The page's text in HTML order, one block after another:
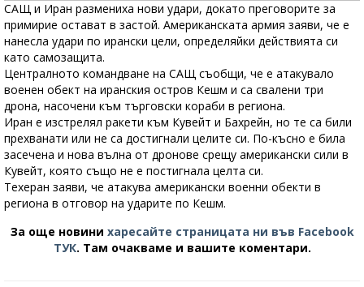
САЩ и Иран размениха нови удари, докато преговорите за
примирие остават в застой. Американската армия заяви, че е
нанесла удари по ирански цели, определяйки действията си
като самозащита.
Централното командване на САЩ съобщи, че е атакувало
военен обект на иранския остров Кешм и са свалени три
дрона, насочени към търговски кораби в региона.
Иран е изстрелял ракети към Кувейт и Бахрейн, но те са били
прехванати или не са достигнали целите си. По-късно е била
засечена и нова вълна от дронове срещу американски сили в
Кувейт, която също не е постигнала целта си.
Техеран заяви, че атакува американски военни обекти в
региона в отговор на ударите по Кешм.
За още новини харесайте страницата ни във Facebook
ТУК. Там очакваме и вашите коментари.